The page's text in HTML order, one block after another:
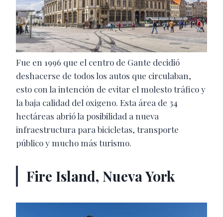
Fue en 1996 que el centro de Gante decidió
deshacerse de todos los autos que circulaban,
esto con la intención de evitar el molesto tráfico y
la baja calidad del oxigeno. Esta área de 34
hectáreas abrió la posibilidad a nueva
infraestructura para bicicletas, transporte
público y mucho más turismo.
Fire Island, Nueva York